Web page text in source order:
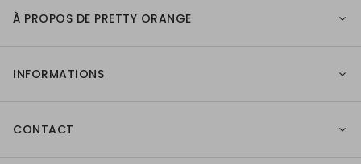
À PROPOS DE PRETTY ORANGE
INFORMATIONS
CONTACT